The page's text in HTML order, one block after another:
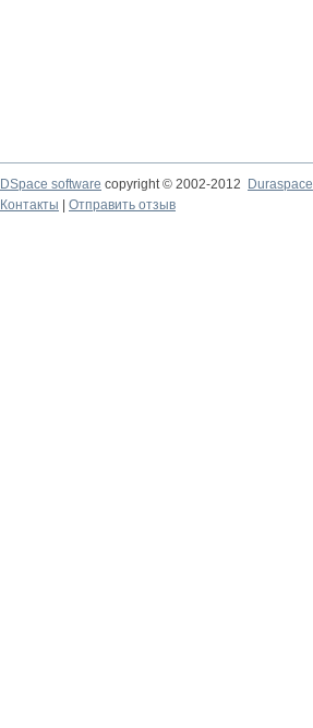
DSpace software copyright © 2002-2012
Duraspace
Контакты
Отправить отзыв